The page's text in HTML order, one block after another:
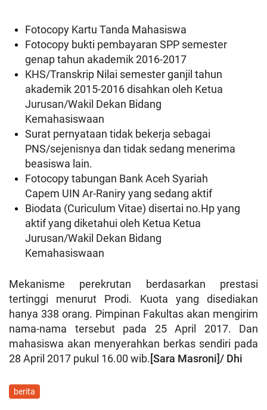
Fotocopy Kartu Tanda Mahasiswa
Fotocopy bukti pembayaran SPP semester
genap tahun akademik 2016-2017
KHS/Transkrip Nilai semester ganjil tahun
akademik 2015-2016 disahkan oleh Ketua
Jurusan/Wakil Dekan Bidang
Kemahasiswaan
Surat pernyataan tidak bekerja sebagai
PNS/sejenisnya dan tidak sedang menerima
beasiswa lain.
Fotocopy tabungan Bank Aceh Syariah
Capem UIN Ar-Raniry yang sedang aktif
Biodata (Curiculum Vitae) disertai no.Hp yang
aktif yang diketahui oleh Ketua Ketua
Jurusan/Wakil Dekan Bidang
Kemahasiswaan
Mekanisme perekrutan berdasarkan prestasi
tertinggi menurut Prodi. Kuota yang disediakan
hanya 338 orang. Pimpinan Fakultas akan mengirim
nama-nama tersebut pada 25 April 2017. Dan
mahasiswa akan menyerahkan berkas sendiri pada
28 April 2017 pukul 16.00 wib.[Sara Masroni]/ Dhi
berita